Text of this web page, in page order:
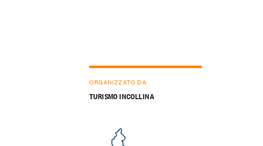
ORGANIZZATO DA
TURISMO INCOLLINA